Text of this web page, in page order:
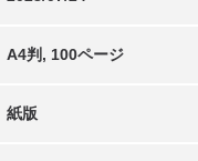
A4判, 100ページ
紙版